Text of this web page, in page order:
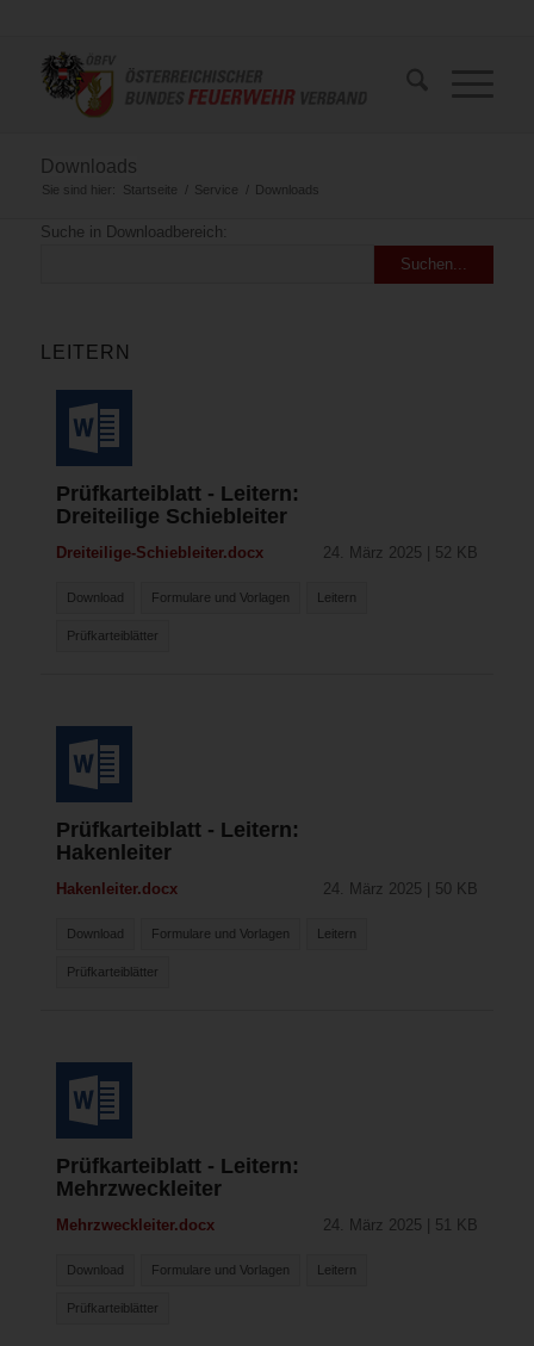
Downloads
Sie sind hier: Startseite / Service / Downloads
Suche in Downloadbereich:
LEITERN
Prüfkarteiblatt - Leitern:
Dreiteilige Schiebleiter
24. März 2025 | 52 KB
Dreiteilige-Schiebleiter.docx
Download Formulare und Vorlagen Leitern
Prüfkarteiblätter
Prüfkarteiblatt - Leitern:
Hakenleiter
24. März 2025 | 50 KB
Hakenleiter.docx
Download Formulare und Vorlagen Leitern
Prüfkarteiblätter
Prüfkarteiblatt - Leitern:
Mehrzweckleiter
24. März 2025 | 51 KB
Mehrzweckleiter.docx
Download Formulare und Vorlagen Leitern
Prüfkarteiblätter